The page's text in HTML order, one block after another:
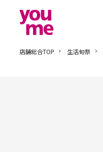
店舗総合TOP 生活旬祭